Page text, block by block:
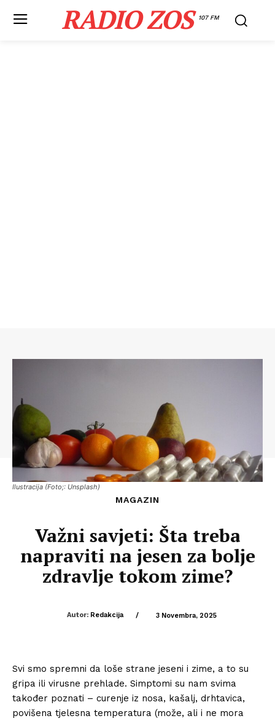
RADIO ZOS 107 FM
Ilustracija (Foto;: Unsplash)
MAGAZIN
Važni savjeti: Šta treba
napraviti na jesen za bolje
zdravlje tokom zime?
Autor: Redakcija / 3 Novembra, 2025
Svi smo spremni da loše strane jeseni i zime, a to su
gripa ili virusne prehlade. Simptomi su nam svima
također poznati – curenje iz nosa, kašalj, drhtavica,
povišena tjelesna temperatura (može, ali i ne mora